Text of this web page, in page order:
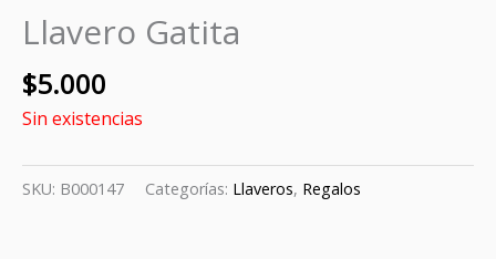
Llavero Gatita
$5.000
Sin existencias
SKU: B000147 Categorías: Llaveros, Regalos